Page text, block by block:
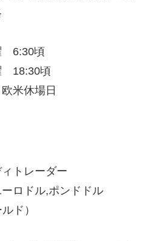
6:30頃
18:30頃
米休場日
トレーダー
ロドル,ポンドドル
ド）